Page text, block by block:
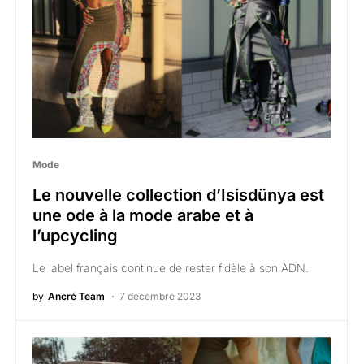
Mode
Le nouvelle collection d’Isisdünya est
une ode à la mode arabe et à
l’upcycling
Le label français continue de rester fidèle à son ADN.
by Ancré Team 7 décembre 2023